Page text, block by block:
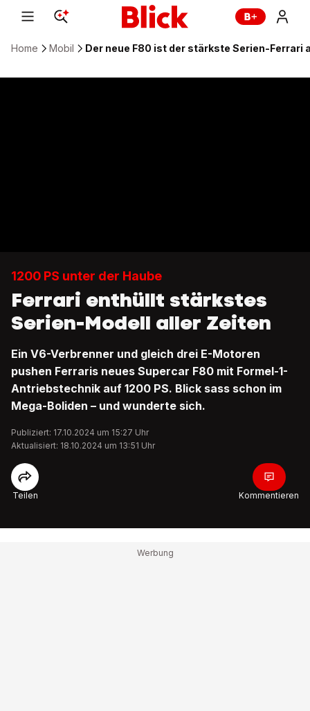
Home Mobil Der neue F80 ist der stärkste Serien-Ferrari
1200 PS unter der Haube
Ferrari enthüllt stärkstes
Serien-Modell aller Zeiten
Ein V6-Verbrenner und gleich drei E-Motoren
pushen Ferraris neues Supercar F80 mit Formel-1-
Antriebstechnik auf 1200 PS. Blick sass schon im
Mega-Boliden – und wunderte sich.
Publiziert: 17.10.2024 um 15:27 Uhr
Aktualisiert: 18.10.2024 um 13:51 Uhr
Teilen Kommentieren